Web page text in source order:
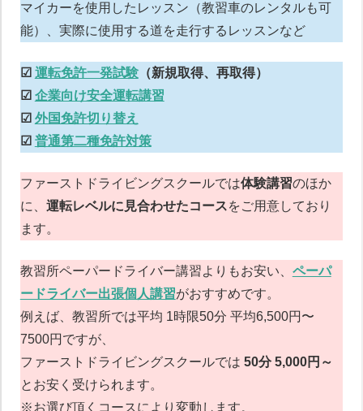
マイカーを使用したレッスン（教習車のレンタルも可
能）、実際に使用する道を走行するレッスンなど
☑︎ 運転免許一発試験（新規取得、再取得）
☑︎ 企業向け安全運転講習
☑︎ 外国免許切り替え
☑︎ 普通第二種免許対策
ファーストドライビングスクールでは体験講習のほか
に、 運転レベルに見合わせたコースをご用意しており
ます。
教習所ペーパードライバー講習よりもお安い、 ペーパ
ードライバー出張個人講習がおすすめです。
例えば、教習所では平均 1時限50分 平均6,500円〜
7500円ですが、
ファーストドライビングスクールでは 50分 5,000円～
とお安く受けられます。
※お選び頂くコースにより変動します。